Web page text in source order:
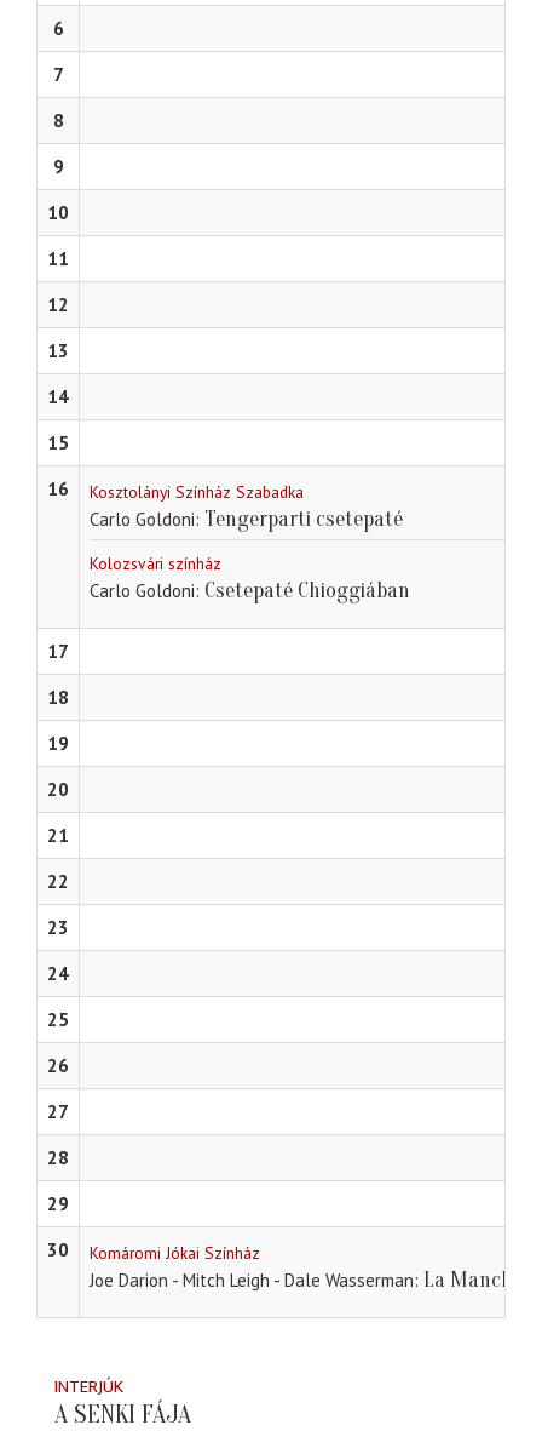
6
7
8
9
10
11
12
13
14
15
16
Kosztolányi Színház Szabadka
Carlo Goldoni Tengerparti csetepaté
Kolozsvári színház
Carlo Goldoni Csetepaté Chioggiában
17
18
19
20
21
22
23
24
25
26
27
28
29
30
Komáromi Jókai Színház
Joe Darion - Mitch Leigh - Dale Wasserman La Mancha
INTERJÚK
A SENKI FÁJA